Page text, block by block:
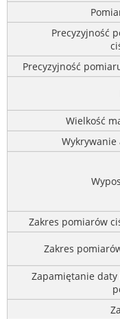
Precyzyjność
Precyzyjność
Wielkość
Zakres pomiarów
Zakres
Zapamiętanie daty